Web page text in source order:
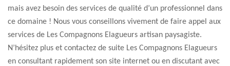
mais avez besoin des services de qualité d’un professionnel dans
ce domaine ! Nous vous conseillons vivement de faire appel aux
services de Les Compagnons Elagueurs artisan paysagiste.
N’hésitez plus et contactez de suite Les Compagnons Elagueurs
en consultant rapidement son site internet ou en discutant avec